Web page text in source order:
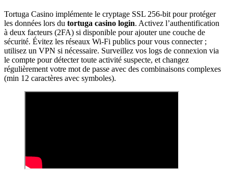
Tortuga Casino implémente le cryptage SSL 256-bit pour protéger
les données lors du tortuga casino login. Activez l’authentification
à deux facteurs (2FA) si disponible pour ajouter une couche de
sécurité. Évitez les réseaux Wi-Fi publics pour vous connecter ;
utilisez un VPN si nécessaire. Surveillez vos logs de connexion via
le compte pour détecter toute activité suspecte, et changez
régulièrement votre mot de passe avec des combinaisons complexes
(min 12 caractères avec symboles).